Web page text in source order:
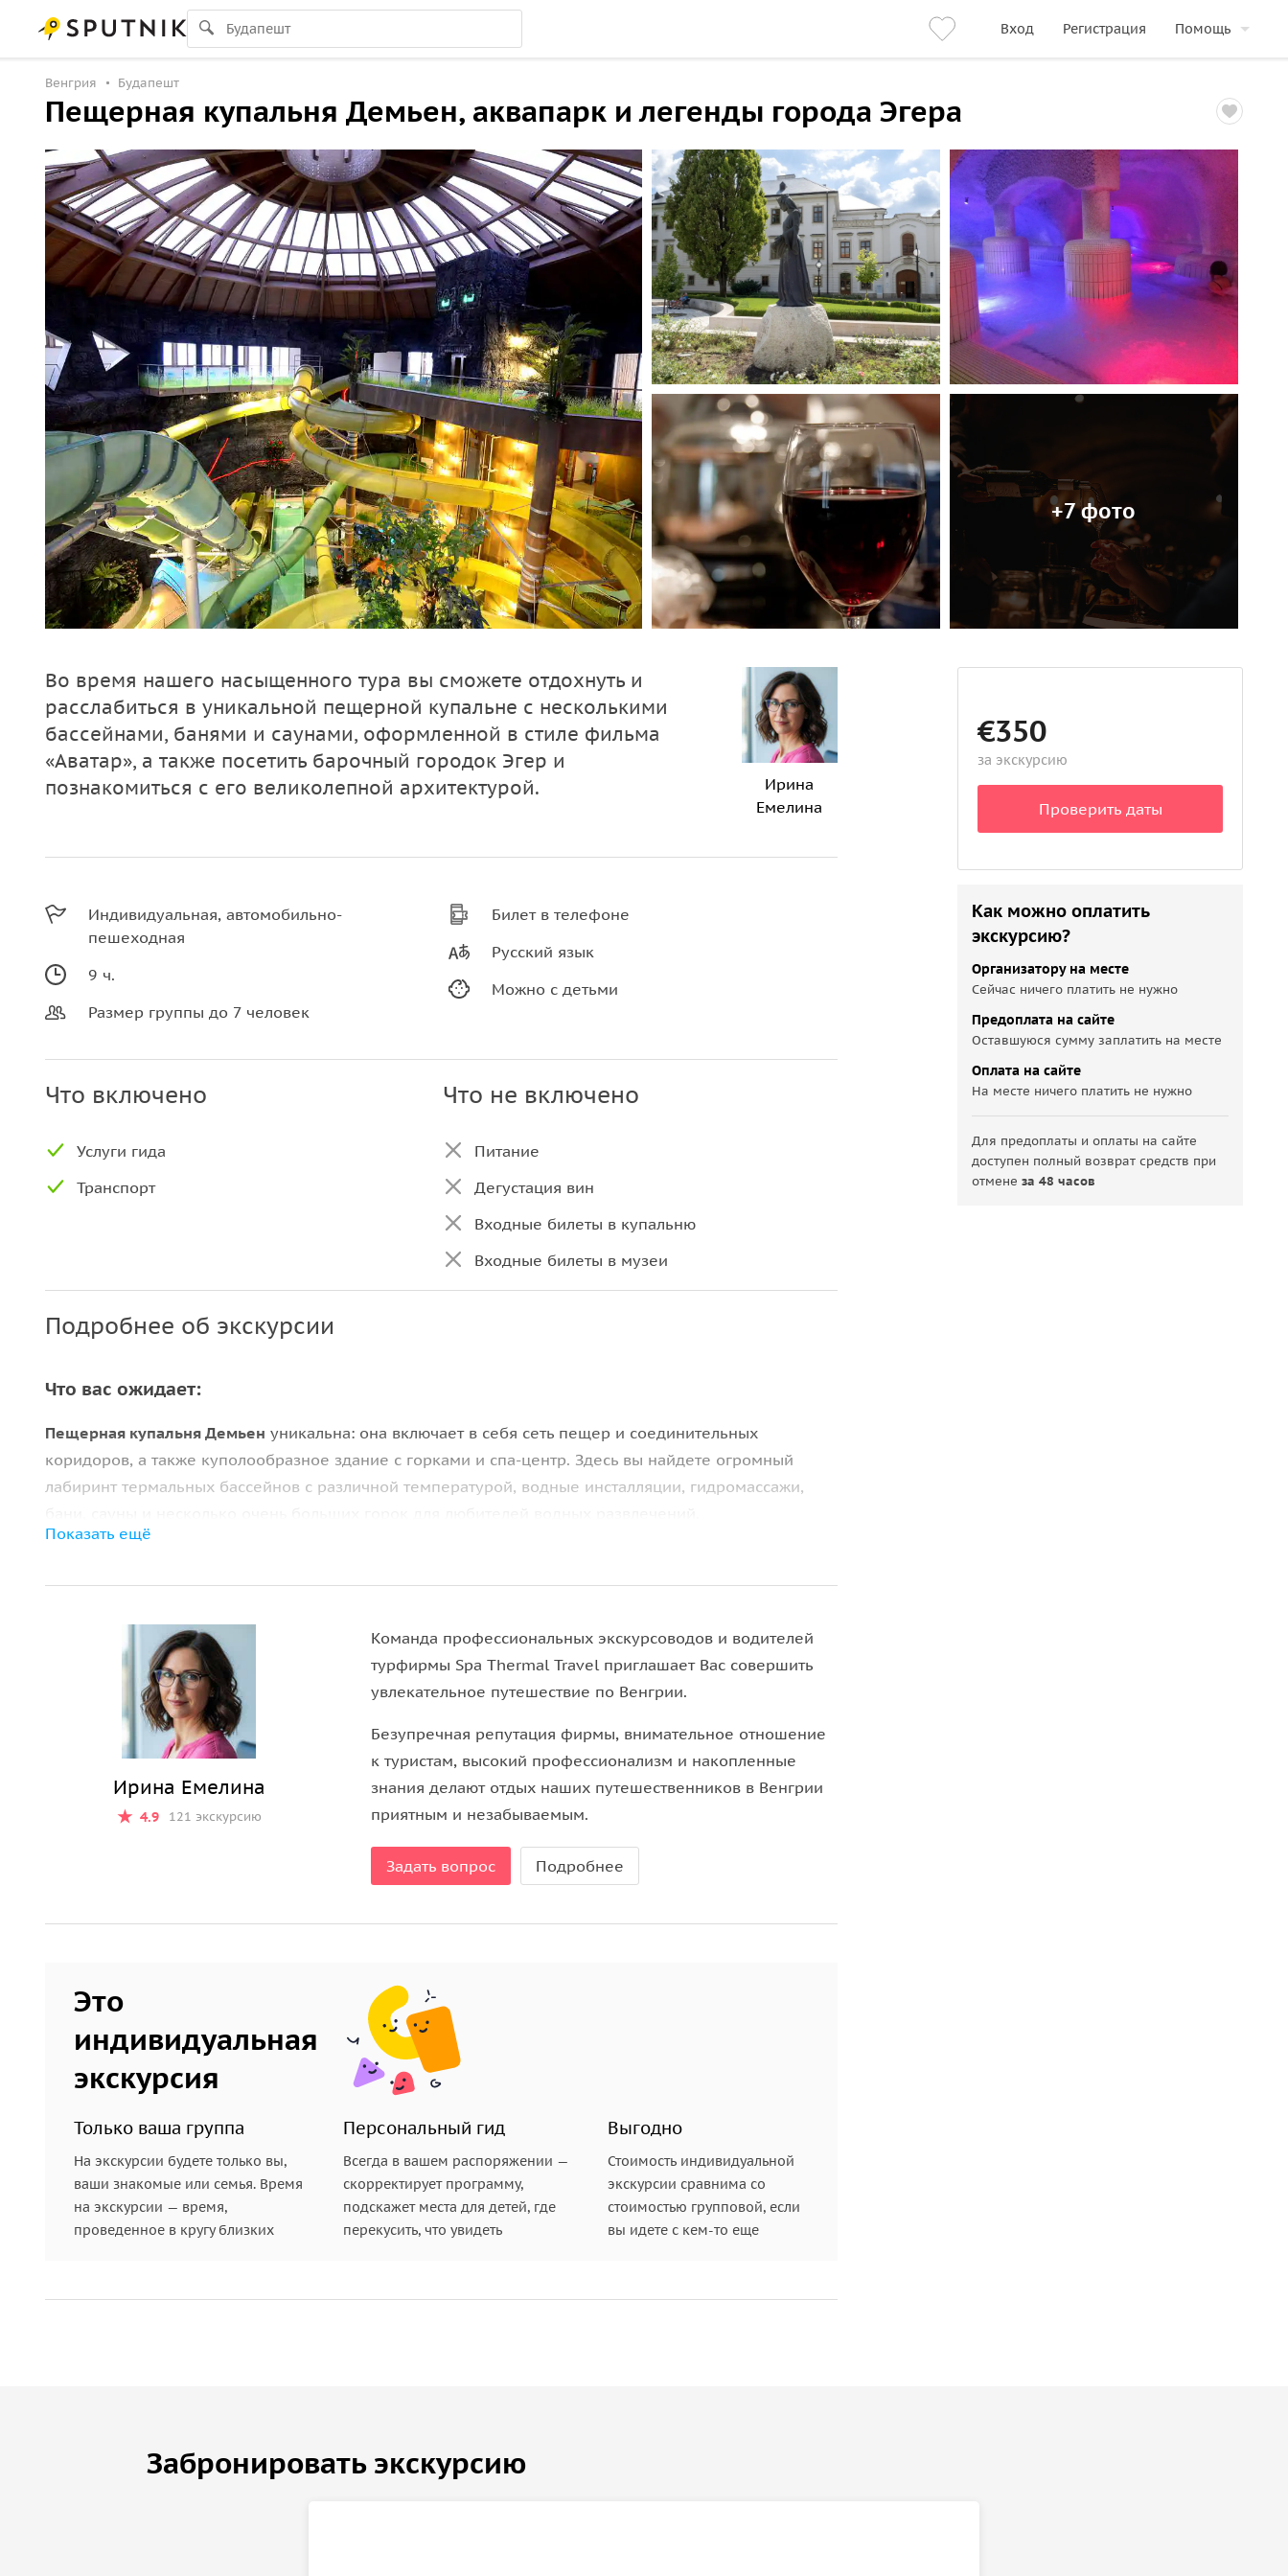
Вход Регистрация Помощь
Венгрия Будапешт
Пещерная купальня Демьен, аквапарк и легенды города Эгера
+7 фото
Во время нашего насыщенного тура вы сможете отдохнуть и
расслабиться в уникальной пещерной купальне с несколькими
бассейнами, банями и саунами, оформленной в стиле фильма
«Аватар», а также посетить барочный городок Эгер и
познакомиться с его великолепной архитектурой.
Ирина
Емелина
Индивидуальная, автомобильно-
пешеходная
9 ч.
Размер группы до 7 человек
Билет в телефоне
Русский язык
Можно с детьми
Что включено
Услуги гида
Транспорт
Что не включено
Питание
Дегустация вин
Входные билеты в купальню
Входные билеты в музеи
Подробнее об экскурсии
Что вас ожидает:
Пещерная купальня Демьен уникальна: она включает в себя сеть пещер и соединительных
коридоров, а также куполообразное здание с горками и спа-центр. Здесь вы найдете огромный
лабиринт термальных бассейнов с различной температурой, водные инсталляции, гидромассажи,
скульптуры создают волшебный мир, в котором все посетители почувствуют себя комфортно,
— один из самых красивых городов Венгрии, ярчайший образец барочного города в Европе.
Здесь вы насладитесь прекрасной архитектурой, термальными источниками и великолепными
винами. Вас ожидает прогулка по историческому центру, хранящему в себе легенды и предания
средневековья, сказания о мужестве защитников эгерской крепости.
В окрестностям Эгера выращивается виноград, из которого делают всемирно известное
(«Бикавер») и другие венгерские вина. Вы можете посетить Долину красавиц, где пообедаете
и продегустируете местные вина.
Показать ещё
Ирина Емелина
4.9 121 экскурсию
Команда профессиональных экскурсоводов и водителей
турфирмы Spa Thermal Travel приглашает Вас совершить
увлекательное путешествие по Венгрии.
Безупречная репутация фирмы, внимательное отношение
к туристам, высокий профессионализм и накопленные
знания делают отдых наших путешественников в Венгрии
приятным и незабываемым.
Задать вопрос Подробнее
Это
индивидуальная
экскурсия
Только ваша группа
На экскурсии будете только вы,
ваши знакомые или семья. Время
на экскурсии — время,
проведенное в кругу близких
Персональный гид
Всегда в вашем распоряжении —
скорректирует программу,
подскажет места для детей, где
перекусить, что увидеть
Выгодно
Стоимость индивидуальной
экскурсии сравнима со
стоимостью групповой, если
вы идете с кем-то еще
€350
за экскурсию
Проверить даты
Как можно оплатить
экскурсию?
Организатору на месте
Сейчас ничего платить не нужно
Предоплата на сайте
Оставшуюся сумму заплатить на месте
Оплата на сайте
На месте ничего платить не нужно
Для предоплаты и оплаты на сайте
доступен полный возврат средств при
отменеза 48 часов
Забронировать экскурсию